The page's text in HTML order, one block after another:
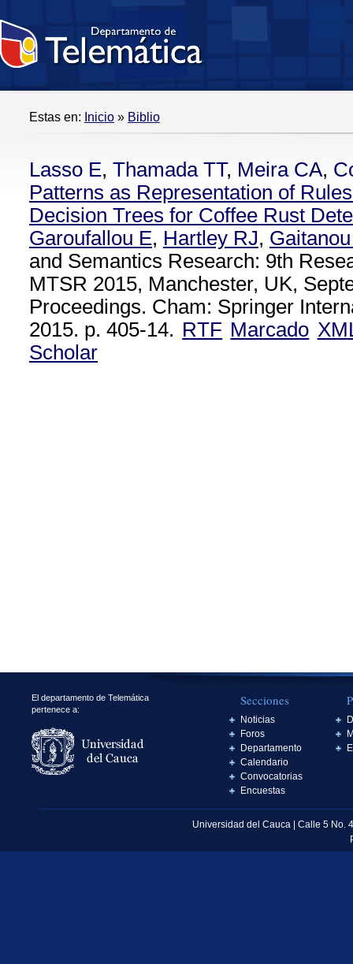
Estas en: Inicio » Biblio
Lasso E, Thamada TT, Meira CA,
Patterns as Representation of
Decision Trees for Coffee Rust
Garoufallou E, Hartley RJ, Gaitanou
and Semantics Research: 9th
MTSR 2015, Manchester, UK,
Proceedings. Cham: Springer
2015. p. 405-14. RTF Marcado
Scholar
El departamento de Telemática
pertenece a:
Secciones
Noticias
Foros
Departamento
Calendario
Convocatorias
Encuestas
Universidad del Cauca | Calle 5 No.